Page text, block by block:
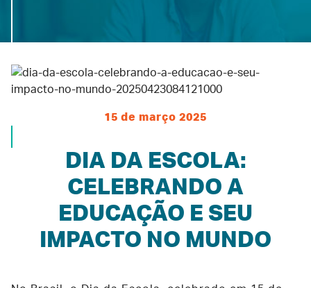
15 de março 2025
DIA DA ESCOLA:
CELEBRANDO A
EDUCAÇÃO E SEU
IMPACTO NO MUNDO